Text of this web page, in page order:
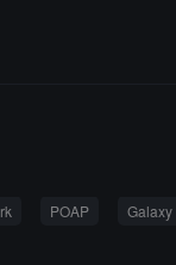
POAP Galaxy